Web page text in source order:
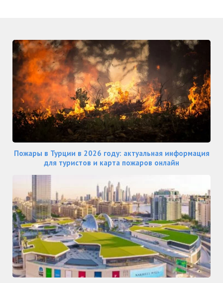
Пожары в Турции в 2026 году: актуальная информация
для туристов и карта пожаров онлайн